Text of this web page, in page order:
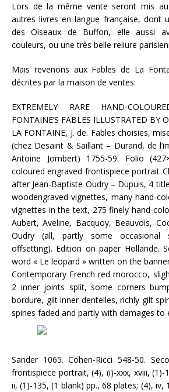
Lors de la même vente seront mis
autres livres en langue française, dont
des Oiseaux de Buffon, elle aussi
couleurs, ou une très belle reliure
Mais revenons aux Fables de La
décrites par la maison de ventes:
EXTREMELY RARE HAND-
FONTAINE’S FABLES ILLUSTRATED BY
LA FONTAINE, J. de. Fables choisies,
(chez Desaint & Saillant – Durand, de
Antoine Jombert) 1755-59. Folio
coloured engraved frontispiece portrait
after Jean-Baptiste Oudry – Dupuis, 4
woodengraved vignettes, many hand-
vignettes in the text, 275 finely hand-
Aubert, Aveline, Bacquoy, Beauvois,
Oudry (all, partly some occasional
offsetting). Edition on paper Hollande.
word « Le leopard » written on the
Contemporary French red morocco,
2 inner joints split, some corners
bordure, gilt inner dentelles, richly gilt
spines faded and partly with damages to
Sander 1065. Cohen-Ricci 548-50.
frontispiece portrait, (4), (i)-xxx, xviii, (1)-
ii, (1)-135, (1 blank) pp., 68 plates; (4), iv,